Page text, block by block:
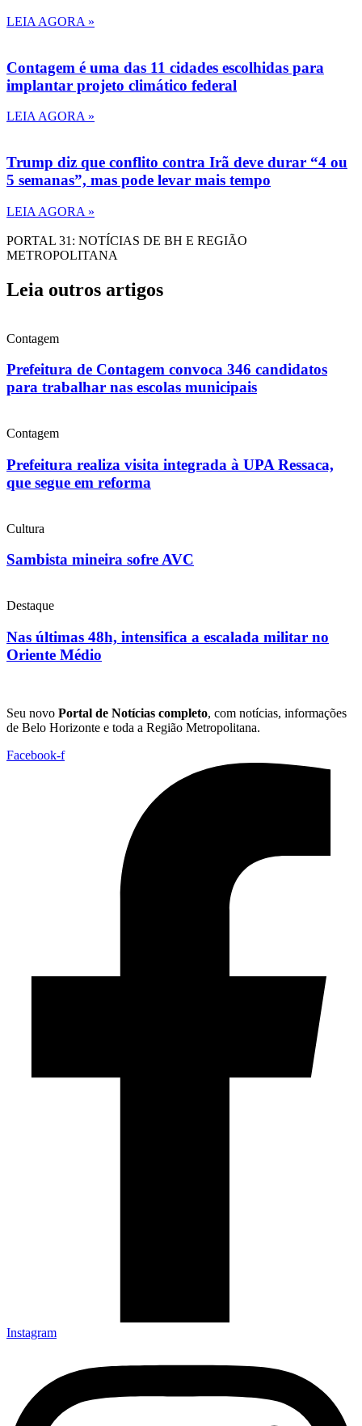
LEIA AGORA »
Contagem é uma das 11 cidades escolhidas para
implantar projeto climático federal
LEIA AGORA »
Trump diz que conflito contra Irã deve durar “4 ou
5 semanas”, mas pode levar mais tempo
LEIA AGORA »
PORTAL 31: NOTÍCIAS DE BH E REGIÃO
METROPOLITANA
Leia outros artigos
Contagem
Prefeitura de Contagem convoca 346 candidatos
para trabalhar nas escolas municipais
Contagem
Prefeitura realiza visita integrada à UPA Ressaca,
que segue em reforma
Cultura
Sambista mineira sofre AVC
Destaque
Nas últimas 48h, intensifica a escalada militar no
Oriente Médio
Seu novo Portal de Notícias completo, com notícias, informações
de Belo Horizonte e toda a Região Metropolitana.
Facebook-f
Instagram